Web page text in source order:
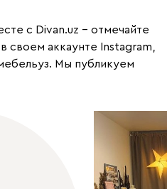
с Divan.uz – отмечайте
своем аккаунте Instagram,
. Мы публикуем